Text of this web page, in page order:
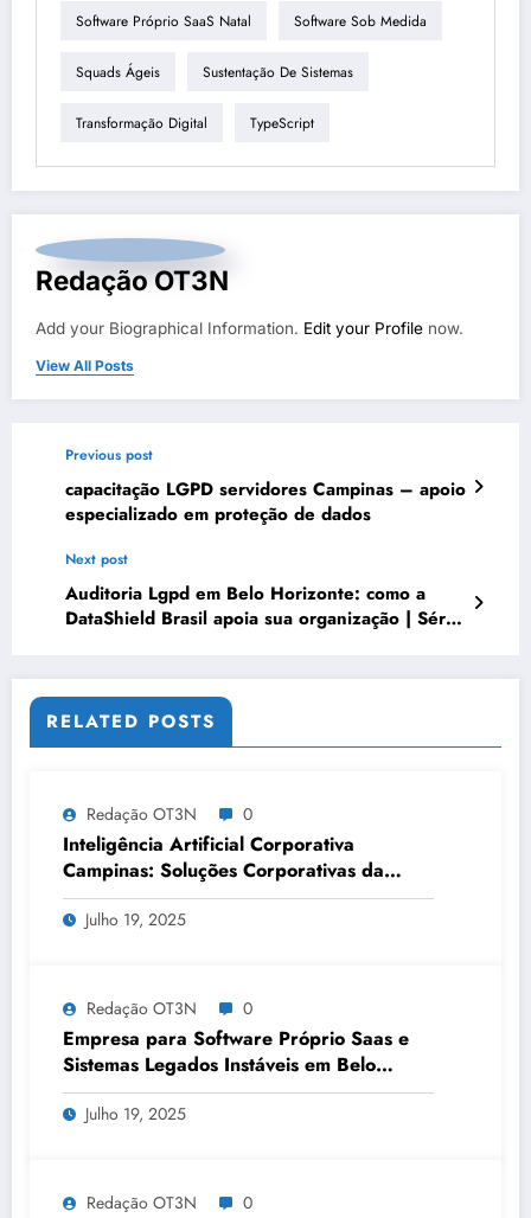
Software Próprio SaaS Natal Software Sob Medida
Squads Ágeis Sustentação De Sistemas
Transformação Digital TypeScript
Redação OT3N
Add your Biographical Information. Edit your Profile now.
View All Posts
Previous post
capacitação LGPD servidores Campinas – apoio
especializado em proteção de dados
Next post
Auditoria Lgpd em Belo Horizonte: como a
DataShield Brasil apoia sua organização | Série
RELATED POSTS
Redação OT3N 0
Inteligência Artificial Corporativa
Campinas: Soluções Corporativas da
OT3N Brasil – Guia 3083
Julho 19, 2025
Redação OT3N 0
Empresa para Software Próprio Saas e
Sistemas Legados Instáveis em Belo
Horizonte | OT3N Brasil – Guia 3449
Julho 19, 2025
Redação OT3N 0